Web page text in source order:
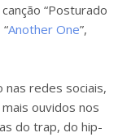
“Posturado
Another One”,
nas redes sociais,
ouvidos nos
do trap, do hip-